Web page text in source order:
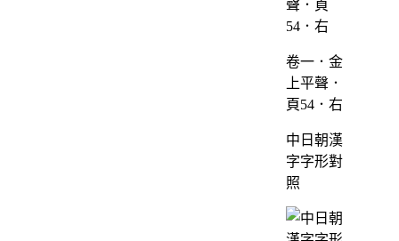
卷一．金
上平聲．
頁54．右
中日朝漢
字字形對
照